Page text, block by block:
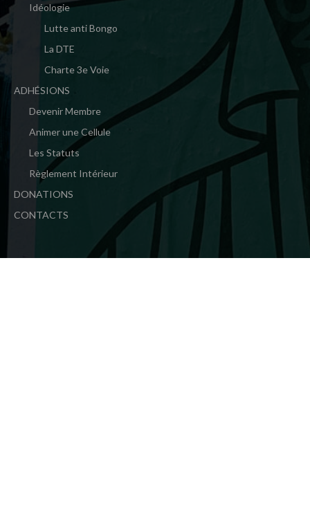
Idéologie
Lutte anti Bongo
La DTE
Charte 3e Voie
ADHÉSIONS
Devenir Membre
Animer une Cellule
Les Statuts
Règlement Intérieur
DONATIONS
CONTACTS